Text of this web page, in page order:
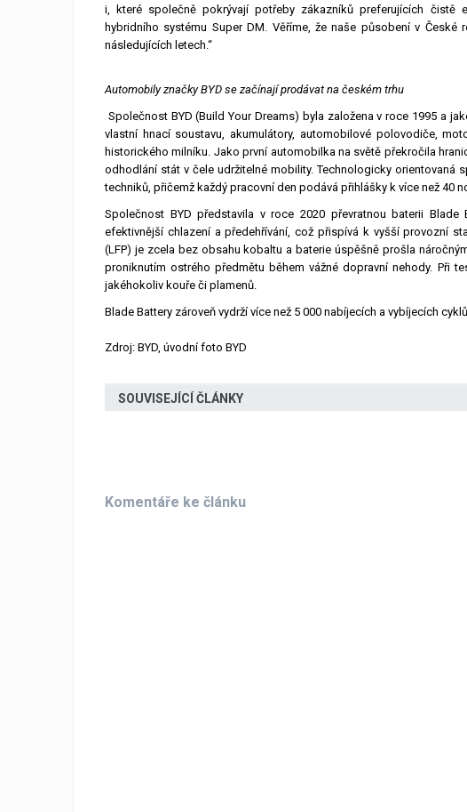
i, které společně pokrývají potřeby zákazníků preferujících
hybridního systému Super DM. Věříme, že naše působení v
následujících letech.“
Automobily značky BYD se začínají prodávat na českém trhu
Společnost BYD (Build Your Dreams) byla založena v roce 1995 a
vlastní hnací soustavu, akumulátory, automobilové polovodiče,
historického milníku. Jako první automobilka na světě překročila
odhodlání stát v čele udržitelné mobility. Technologicky orientovaná
techniků, přičemž každý pracovní den podává přihlášky k více než 40
Společnost BYD představila v roce 2020 převratnou baterii
efektivnější chlazení a předehřívání, což přispívá k vyšší provozní
(LFP) je zcela bez obsahu kobaltu a baterie úspěšně prošla
proniknutím ostrého předmětu během vážné dopravní nehody. Při
jakéhokoliv kouře či plamenů.
Blade Battery zároveň vydrží více než 5 000 nabíjecích a vybíjecích
Zdroj: BYD, úvodní foto BYD
SOUVISEJÍCÍ ČLÁNKY
Komentáře ke článku